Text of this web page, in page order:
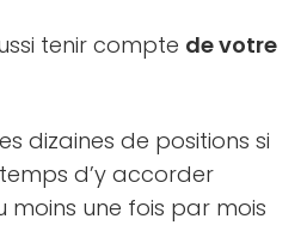
tenir compte de votre
dizaines de positions si
d’y accorder
moins une fois par mois